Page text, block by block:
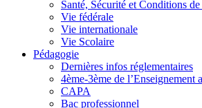
Santé, Sécurité et Conditions
Vie fédérale
Vie internationale
Vie Scolaire
Pédagogie
Dernières infos réglementaires
4ème-3ème de l’Enseignement
CAPA
Bac professionnel